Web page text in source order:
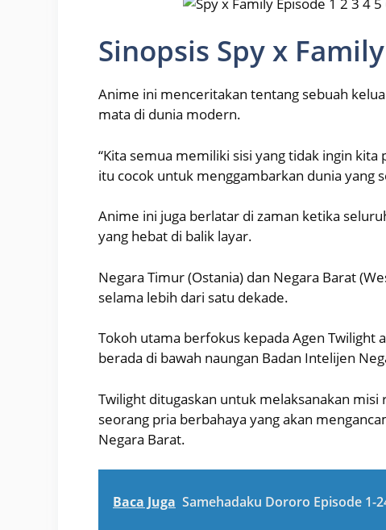
Sinopsis Spy x Family
Anime ini menceritakan tentang sebuah
mata di dunia modern.
“Kita semua memiliki sisi yang tidak ingin
itu cocok untuk menggambarkan dunia yang
Anime ini juga berlatar di zaman ketika
yang hebat di balik layar.
Negara Timur (Ostania) dan Negara Barat
selama lebih dari satu dekade.
Tokoh utama berfokus kepada Agen Twilight
berada di bawah naungan Badan Intelijen
Twilight ditugaskan untuk melaksanakan
seorang pria berbahaya yang akan
Negara Barat.
Baca Juga Samehadaku Dororo Episode 1-